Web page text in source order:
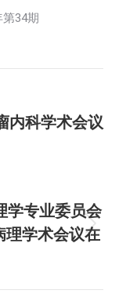
内科学术会议
学专业委员会
理学术会议在